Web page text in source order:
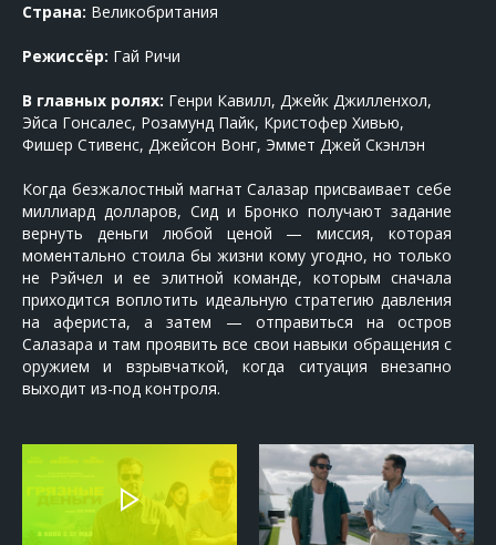
Страна: Великобритания
Режиссёр: Гай Ричи
В главных ролях: Генри Кавилл, Джейк Джилленхол,
Эйса Гонсалес, Розамунд Пайк, Кристофер Хивью,
Фишер Стивенс, Джейсон Вонг, Эммет Джей Скэнлэн
Когда безжалостный магнат Салазар присваивает себе
миллиард долларов, Сид и Бронко получают задание
вернуть деньги любой ценой — миссия, которая
моментально стоила бы жизни кому угодно, но только
не Рэйчел и ее элитной команде, которым сначала
приходится воплотить идеальную стратегию давления
на афериста, а затем — отправиться на остров
Салазара и там проявить все свои навыки обращения с
оружием и взрывчаткой, когда ситуация внезапно
выходит из-под контроля.